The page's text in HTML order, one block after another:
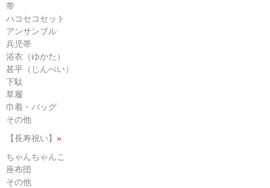
帯
ハコセコセット
アンサンブル
兵児帯
浴衣（ゆかた）
甚平（じんべい）
下駄
草履
巾着・バッグ
その他
【長寿祝い】 »
ちゃんちゃんこ
座布団
その他